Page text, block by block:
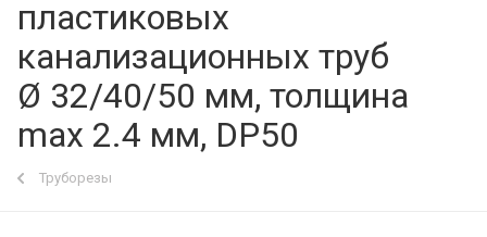
пластиковых
канализационных труб
Ø 32/40/50 мм, толщина
max 2.4 мм, DP50
Труборезы